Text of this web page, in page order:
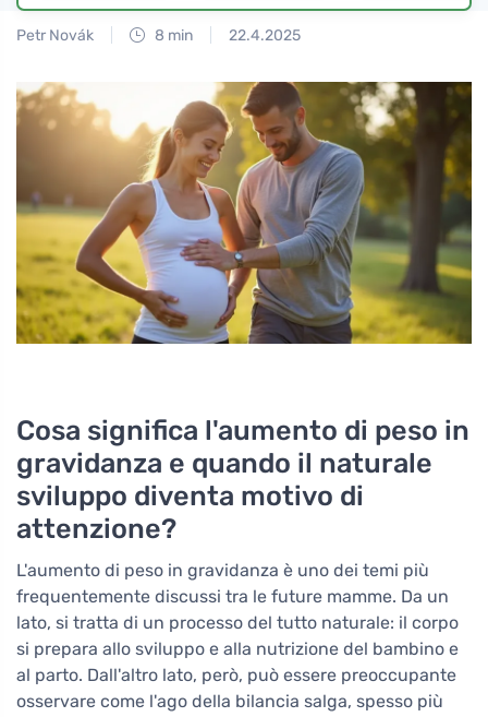
Petr Novák 8 min 22.4.2025
Cosa significa l'aumento di peso in
gravidanza e quando il naturale
sviluppo diventa motivo di
attenzione?
L'aumento di peso in gravidanza è uno dei temi più
frequentemente discussi tra le future mamme. Da un
lato, si tratta di un processo del tutto naturale: il corpo
si prepara allo sviluppo e alla nutrizione del bambino e
al parto. Dall'altro lato, però, può essere preoccupante
osservare come l'ago della bilancia salga, spesso più